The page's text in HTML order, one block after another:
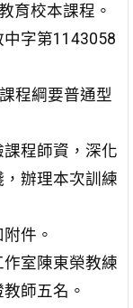
育校本課程。
字第1143058
程綱要普通型
程師資，深化
辦理本次訓練
件。
室陳東榮教練
師五名。